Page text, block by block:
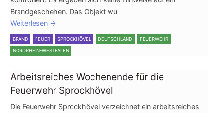
Brandgeschehen. Das Objekt wu
Weiterlesen →
BRAND FEUER SPROCKHÖVEL DEUTSCHLAND FEUERWEHR
NORDRHEIN-WESTFALEN
Arbeitsreiches Wochenende für die
Feuerwehr Sprockhövel
Die Feuerwehr Sprockhövel verzeichnet ein arbeitsreiches